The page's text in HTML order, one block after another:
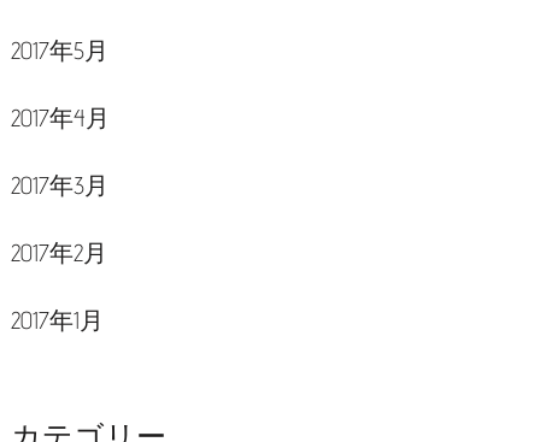
2017年5月
2017年4月
2017年3月
2017年2月
2017年1月